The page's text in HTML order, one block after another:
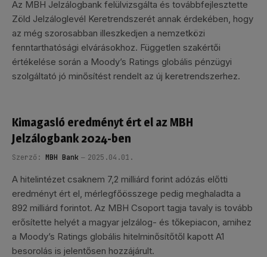
Az MBH Jelzálogbank felülvizsgálta és továbbfejlesztette
Zöld Jelzáloglevél Keretrendszerét annak érdekében, hogy
az még szorosabban illeszkedjen a nemzetközi
fenntarthatósági elvárásokhoz. Független szakértői
értékelése során a Moody’s Ratings globális pénzügyi
szolgáltató jó minősítést rendelt az új keretrendszerhez.
Kimagasló eredményt ért el az MBH
Jelzálogbank 2024-ben
Szerző: MBH Bank 2025.04.01.
A hitelintézet csaknem 7,2 milliárd forint adózás előtti
eredményt ért el, mérlegfőösszege pedig meghaladta a
892 milliárd forintot. Az MBH Csoport tagja tavaly is tovább
erősítette helyét a magyar jelzálog- és tőkepiacon, amihez
a Moody’s Ratings globális hitelminősítőtől kapott A1
besorolás is jelentősen hozzájárult.